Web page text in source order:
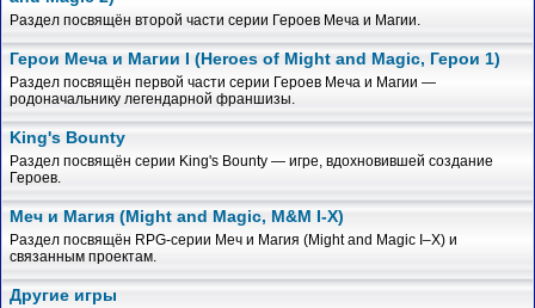
Раздел посвящён второй части серии Героев Меча и Магии.
Герои Меча и Магии I (Heroes of Might and Magic, Герои 1)
Раздел посвящён первой части серии Героев Меча и Магии —
родоначальнику легендарной франшизы.
King's Bounty
Раздел посвящён серии King's Bounty — игре, вдохновившей создание
Героев.
Меч и Магия (Might and Magic, M&M I-X)
Раздел посвящён RPG-серии Меч и Магия (Might and Magic I–X) и
связанным проектам.
Другие игры